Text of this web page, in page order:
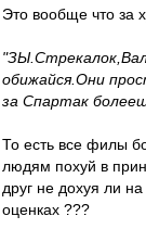
Это вообще что за
обижайся.Они
за Спартак
То есть все филы
людям похуй в
друг не дохуя ли
оценках ???